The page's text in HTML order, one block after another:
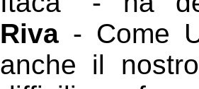
Riva - Come
anche il